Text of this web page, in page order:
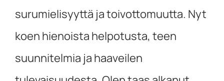
surumielisyyttä ja toivottomuutta. Nyt
koen hienoista helpotusta, teen
suunnitelmia ja haaveilen